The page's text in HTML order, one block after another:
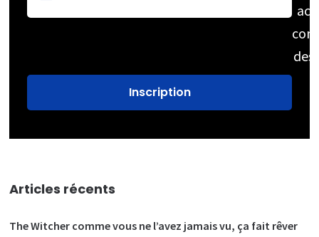
des
Articles récents
The Witcher comme vous ne l’avez jamais vu, ça fait rêver